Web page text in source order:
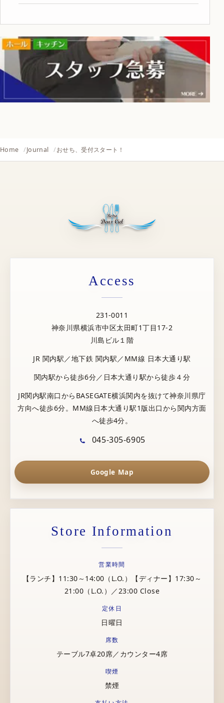
Home Journal おせち、受付スタート！
Access
231-0011
神奈川県横浜市中区太田町1丁目17-2
川島ビル１階
JR 関内駅／地下鉄 関内駅／MM線 日本大通り駅
関内駅から徒歩6分／日本大通り駅から徒歩４分
JR関内駅南口からBASEGATE横浜関内を抜けて神奈川県庁
方向へ徒歩6分。MM線日本大通り駅1版出口から関内方面
へ徒歩4分。
045-305-6905
Google Map
Store Information
営業時間
【ランチ】11:30～14:00（L.O.）【ディナー】17:30～
21:00（L.O.）／23:00 Close
定休日
日曜日
席数
テーブル7卓20席／カウンター4席
喫煙
禁煙